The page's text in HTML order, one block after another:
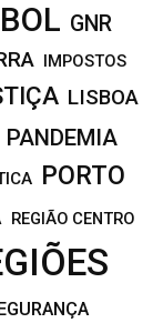
GNR
IMPOSTOS
LISBOA
PANDEMIA
PORTO
REGIÃO CENTRO